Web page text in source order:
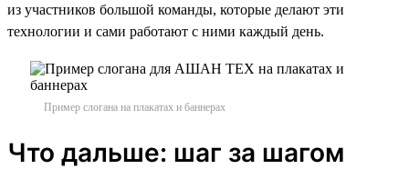
из участников большой команды, которые делают эти
технологии и сами работают с ними каждый день.
Пример слогана на плакатах и баннерах
Что дальше: шаг за шагом